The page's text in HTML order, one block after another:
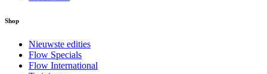
Shop
Nieuwste edities
Flow Specials
Flow International